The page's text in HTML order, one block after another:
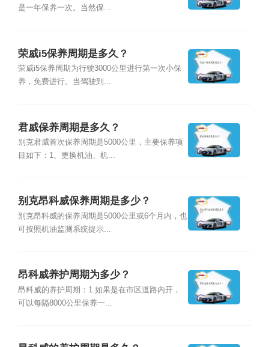
是一年保养一次。当然保...
荣威i5保养周期是多久？
荣威i5保养周期为行驶3000公里进行第一次小保
养，免费进行。当驾驶到...
君威保养周期是多久？
别克君威首次保养周期是5000公里，主要保养项
目如下：1、更换机油、机...
别克昂科威保养周期是多少？
别克昂科威的保养周期是5000公里或6个月内，也
可按照机油监测系统提示...
昂科威养护周期为多少？
昂科威的养护周期：1.如果是在市区道路内开，
可以每隔8000公里保养一...